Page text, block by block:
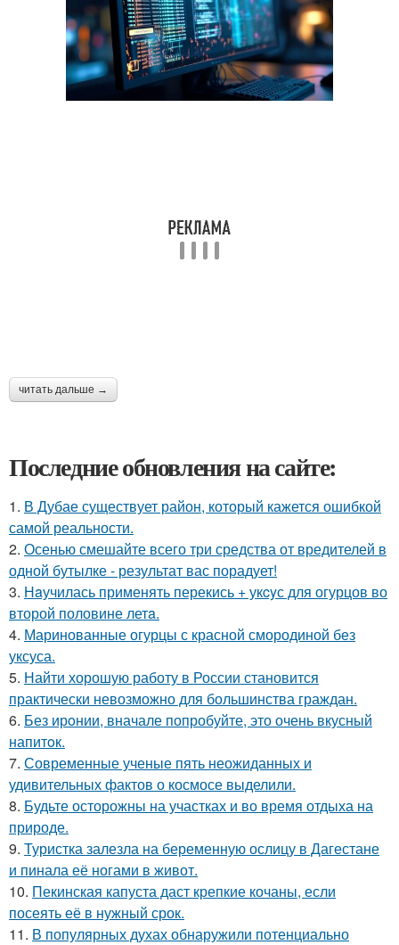
читать дальше →
Последние обновления на сайте:
1. В Дубае существует район, который кажется ошибкой
самой реальности.
2. Осенью смешайте всего три средства от вредителей в
одной бутылке - результат вас порадует!
3. Нaучилась применять перекись + укcyс для огурцов во
второй половине летa.
4. Маринованные огурцы с красной смородиной без
уксуса.
5. Найти хорошую работу в России становится
практически невозможно для большинства граждан.
6. Без ирoнии, вначале попробуйте, это очень вкусный
напитoк.
7. Современные ученые пять неожиданных и
удивительных фактов о космосе выделили.
8. Будьте осторожны на участках и во время отдыха на
природе.
9. Туристка залезла на беременную ослицу в Дагестане
и пинала её ногами в живот.
10. Пекинская капуста даст крепкие кочаны, если
посеять её в нужный срок.
11. В популярных духах обнаружили потенциально